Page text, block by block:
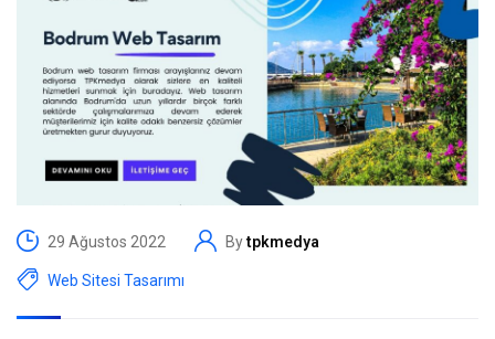
29 Ağustos 2022 Bytpkmedya
Web Sitesi Tasarımı